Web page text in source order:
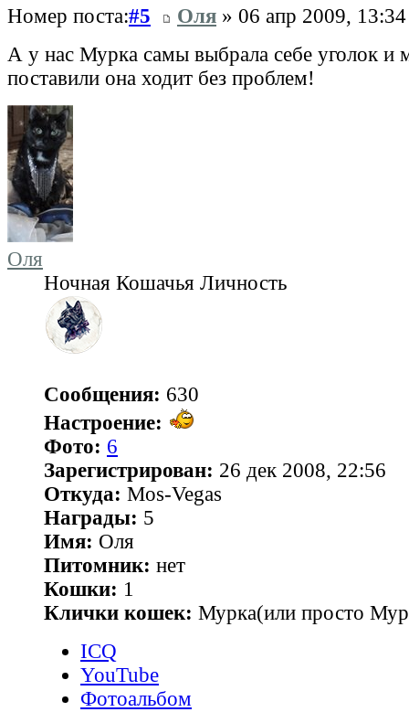
Номер поста:#5 Оля » 06 апр 2009, 13:34
А у нас Мурка самы выбрала себе уголок и
поставили она ходит без проблем!
Оля
Ночная Кошачья Личность
Сообщения: 630
Настроение:
Фото: 6
Зарегистрирован: 26 дек 2008, 22:56
Откуда: Mos-Vegas
Награды: 5
Имя: Оля
Питомник: нет
Кошки: 1
Клички кошек: Мурка(или просто
ICQ
YouTube
Фотоальбом